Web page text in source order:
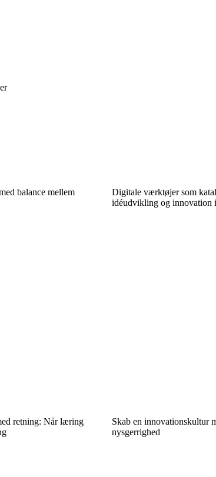
balance mellem
Digitale værktøjer som
idéudvikling og innovation
retning: Når læring
Skab en innovationskultur
nysgerrighed